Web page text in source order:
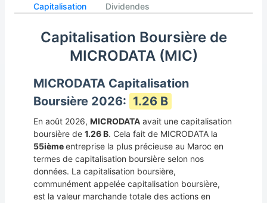
toute opportunité de croissance interne ou externe,
éventuellement un partenariat avec un opérateur
local. Microdata envisage également de
Business » afin d’élargir ses parts de marché et de
diversifier ses sources de revenus tels le cloud
computing et la virtualisation. La société prévoit de
développer son activité « solutions », à plus forte
valeur ajoutée, par le biais du déploiement d’une
cellule commerciale dédiée.
Capitalisation Dividendes
Capitalisation Boursière de
MICRODATA (MIC)
MICRODATA Capitalisation
Boursière 2026: 1.26 B
En août 2026, MICRODATA avait une capitalisation
boursière de 1.26 B. Cela fait de MICRODATA la
55ièmeentreprise la plus précieuse au Maroc en
termes de capitalisation boursière selon nos
données. La capitalisation boursière,
communément appelée capitalisation boursière,
est la valeur marchande totale des actions en